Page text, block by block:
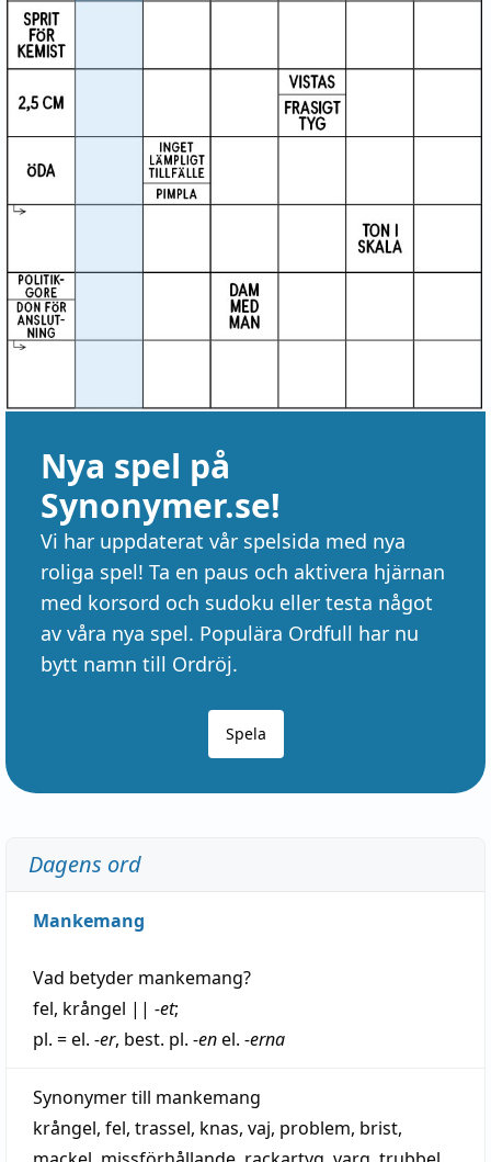
Nya spel på
Synonymer.se!
Vi har uppdaterat vår spelsida med nya
roliga spel! Ta en paus och aktivera hjärnan
med korsord och sudoku eller testa något
av våra nya spel. Populära Ordfull har nu
bytt namn till Ordröj.
Spela
Dagens ord
Mankemang
Vad betyder mankemang?
fel, krångel || -et;
pl. = el. -er, best. pl. -enel. -erna
Synonymer till mankemang
krångel, fel, trassel, knas, vaj, problem, brist,